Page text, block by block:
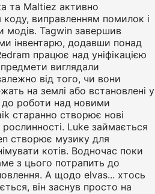
та Maltiez активно
виправленням помилок і
модів. Tagwin завершив
інвентарю, додавши понад
працює над уніфікацією
предмети виглядали
від того, чи вони
на землі або встановлені у
до роботи над новими
старанно створює нові
рослинності. Luke займається
створює музику для
котів. Водночас поки
з цього потрапить до
А щодо elvas... хтось
він заснув просто на